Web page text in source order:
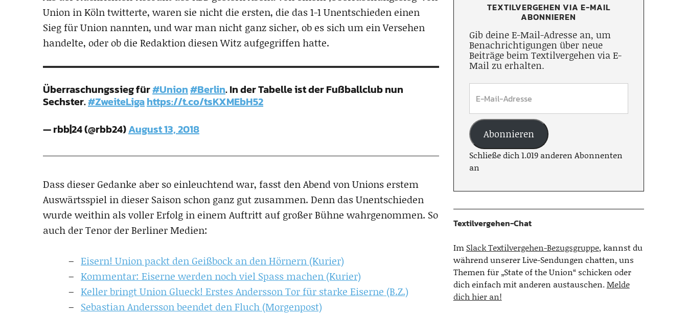
Union in Köln twitterte, waren sie nicht die ersten, die das 1-1 Unentschieden einen
Sieg für Union nannten, und war man nicht ganz sicher, ob es sich um ein Versehen
handelte, oder ob die Redaktion diesen Witz aufgegriffen hatte.
Überraschungssieg für#Union#Berlin. In der Tabelle ist der Fußballclub nun
Sechster.#ZweiteLigahttps://t.co/tsKXMEbH52
— rbb|24 (@rbb24)August 13, 2018
Dass dieser Gedanke aber so einleuchtend war, fasst den Abend von Unions erstem
Auswärtsspiel in dieser Saison schon ganz gut zusammen. Denn das Unentschieden
wurde weithin als voller Erfolg in einem Auftritt auf großer Bühne wahrgenommen. So
auch der Tenor der Berliner Medien:
Eisern! Union packt den Geißbock an den Hörnern (Kurier)
Kommentar: Eiserne werden noch viel Spass machen (Kurier)
Keller bringt Union Glueck! Erstes Andersson Tor für starke Eiserne (B.Z.)
Sebastian Andersson beendet den Fluch (Morgenpost)
TEXTILVERGEHEN VIA E-MAIL
ABONNIEREN
Gib deine E-Mail-Adresse an, um
Benachrichtigungen über neue
Beiträge beim Textilvergehen via E-
Mail zu erhalten.
Abonnieren
Schließe dich 1.019 anderen Abonnenten
an
Textilvergehen-Chat
Im Slack Textilvergehen-Bezugsgruppe, kannst du
während unserer Live-Sendungen chatten, uns
Themen für „State of the Union“ schicken oder
dich einfach mit anderen austauschen.Melde
dich hier an!